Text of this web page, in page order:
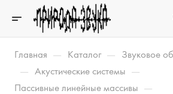
Главная — Каталог — Звуковое
— Акустические системы —
Пассивные линейные массивы —